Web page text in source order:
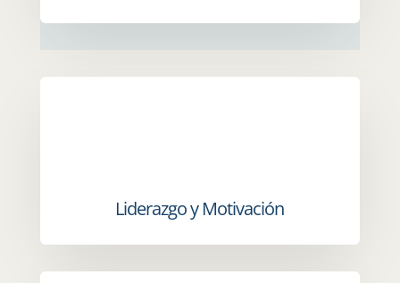
Liderazgo y Motivación